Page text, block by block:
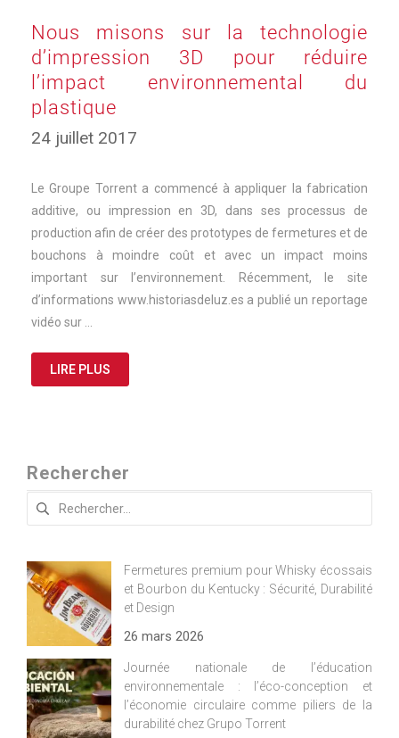
Nous misons sur la technologie
d’impression 3D pour réduire
l’impact environnemental du
plastique
24 juillet 2017
Le Groupe Torrent a commencé à appliquer la fabrication
additive, ou impression en 3D, dans ses processus de
production afin de créer des prototypes de fermetures et de
bouchons à moindre coût et avec un impact moins
important sur l’environnement. Récemment, le site
d’informations www.historiasdeluz.es a publié un reportage
vidéo sur …
LIRE PLUS
Rechercher
Rechercher :
Fermetures premium pour Whisky écossais
et Bourbon du Kentucky : Sécurité, Durabilité
et Design
26 mars 2026
Journée nationale de l’éducation
environnementale : l’éco-conception et
l’économie circulaire comme piliers de la
durabilité chez Grupo Torrent